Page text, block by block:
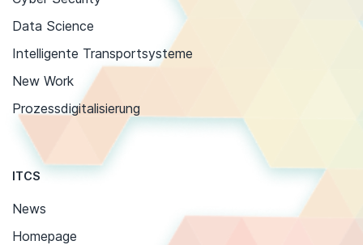
Data Science
Intelligente Transportsysteme
New Work
Prozessdigitalisierung
ITCS
News
Homepage